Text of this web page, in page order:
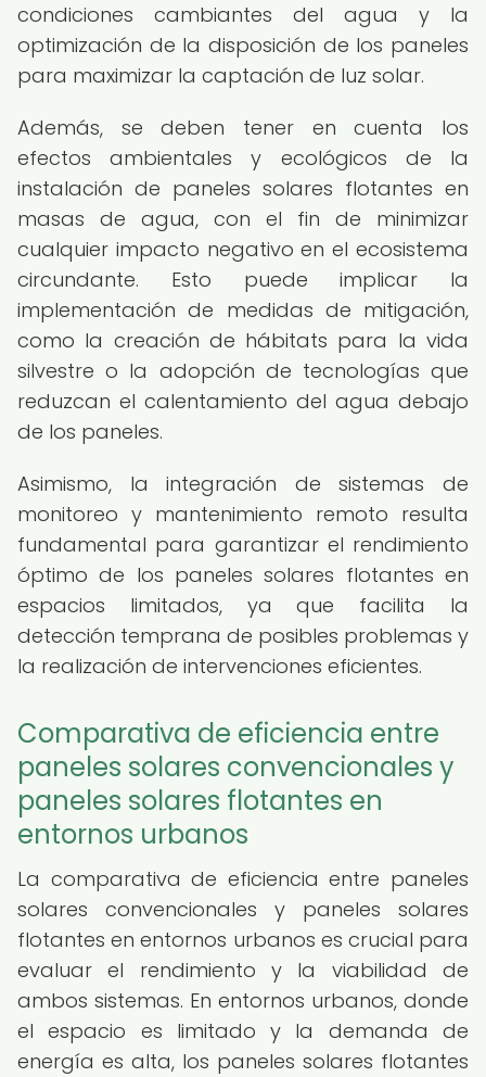
condiciones cambiantes del agua y la
optimización de la disposición de los paneles
para maximizar la captación de luz solar.
Además, se deben tener en cuenta los
efectos ambientales y ecológicos de la
instalación de paneles solares flotantes en
masas de agua, con el fin de minimizar
cualquier impacto negativo en el ecosistema
circundante. Esto puede implicar la
implementación de medidas de mitigación,
como la creación de hábitats para la vida
silvestre o la adopción de tecnologías que
reduzcan el calentamiento del agua debajo
de los paneles.
Asimismo, la integración de sistemas de
monitoreo y mantenimiento remoto resulta
fundamental para garantizar el rendimiento
óptimo de los paneles solares flotantes en
espacios limitados, ya que facilita la
detección temprana de posibles problemas y
la realización de intervenciones eficientes.
Comparativa de eficiencia entre
paneles solares convencionales y
paneles solares flotantes en
entornos urbanos
La comparativa de eficiencia entre paneles
solares convencionales y paneles solares
flotantes en entornos urbanos es crucial para
evaluar el rendimiento y la viabilidad de
ambos sistemas. En entornos urbanos, donde
el espacio es limitado y la demanda de
energía es alta, los paneles solares flotantes